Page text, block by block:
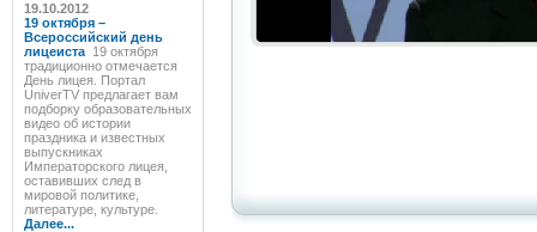
19.10.2012
19 октября –
Всероссийский день
лицеиста 19 октября
традиционно отмечается
День лицея. Портал
UniverTV предлагает вам
подборку образовательных
видео об истории
праздника и известных
выпускниках
Императорского лицея,
оставивших след в
мировой политике,
литературе, культуре.
Далее...